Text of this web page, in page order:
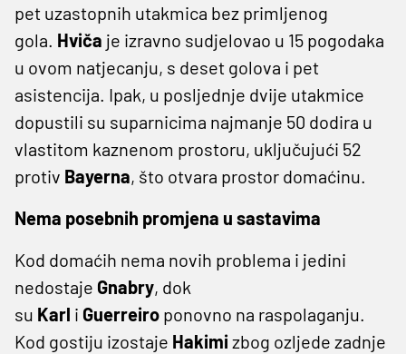
pet uzastopnih utakmica bez primljenog
gola. Hviča je izravno sudjelovao u 15 pogodaka
u ovom natjecanju, s deset golova i pet
asistencija. Ipak, u posljednje dvije utakmice
dopustili su suparnicima najmanje 50 dodira u
vlastitom kaznenom prostoru, uključujući 52
protiv Bayerna, što otvara prostor domaćinu.
Nema posebnih promjena u sastavima
Kod domaćih nema novih problema i jedini
nedostaje Gnabry, dok
su Karl i Guerreiro ponovno na raspolaganju.
Kod gostiju izostaje Hakimi zbog ozljede zadnje